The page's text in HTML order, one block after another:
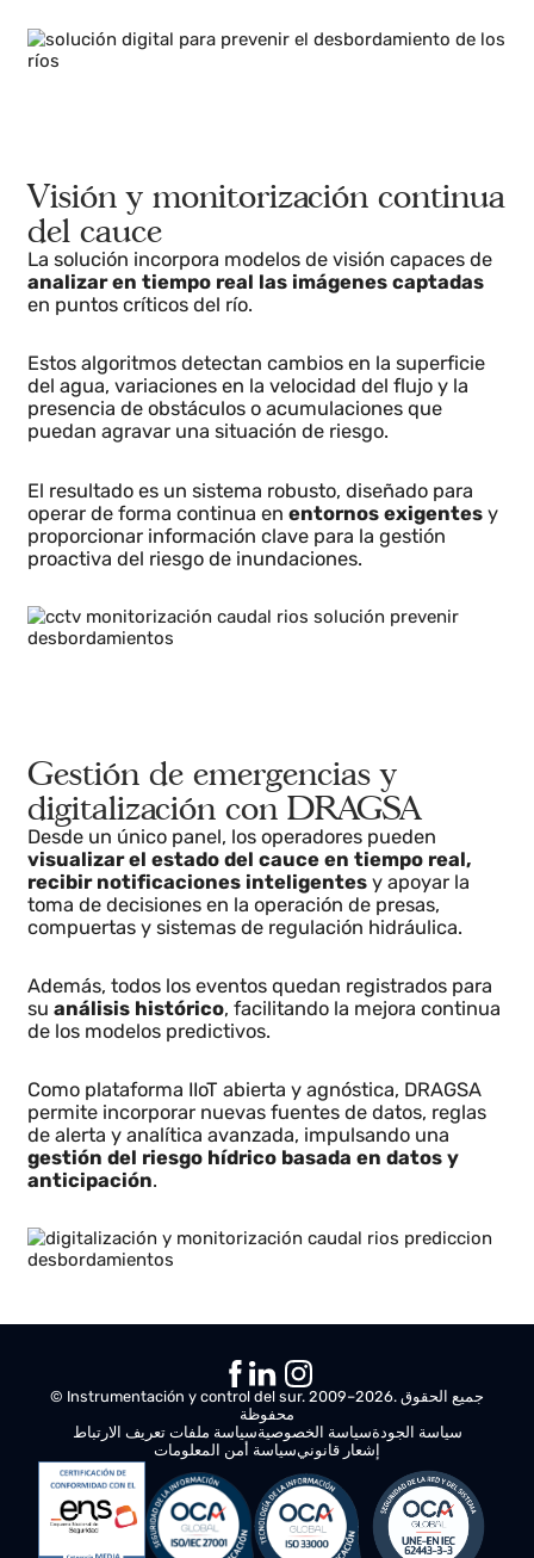
el impacto de episodios de crecida en zonas
vulnerables.
Visión y monitorización
del cauce
La solución incorpora modelos de visión capaces de
analizar en tiempo real las imágenes captadas
en puntos críticos del río.
del agua, variaciones en la velocidad del flujo y la
presencia de obstáculos o acumulaciones que
puedan agravar una situación de riesgo.
operar de forma continua enentornos exigentes
proporcionar información clave para la gestión
Gestión de emergencias y
digitalización con DRAGSA
visualizar el estado del cauce en tiempo real,
recibir notificaciones inteligentesy apoyar la
toma de decisiones en la operación de presas,
Además, todos los eventos quedan registrados para
suanálisis histórico, facilitando la mejora continua
de los modelos predictivos.
Como plataforma IIoT abierta y agnóstica, DRAGSA
permite incorporar nuevas fuentes de datos, reglas
anticipación.